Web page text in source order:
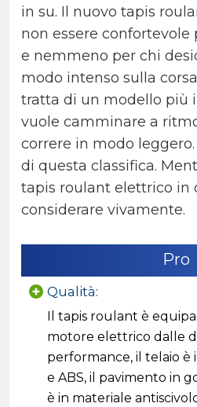
in su. Il nuovo tapis
non essere
e nemmeno per chi
modo intenso sulla
tratta di un modello più
vuole camminare a
correre in modo
di questa classifica.
tapis roulant elettrico in
considerare vivamente.
Pro
Qualità:
Il tapis roulant è
motore elettrico dalle
performance, il telaio è
e ABS, il pavimento in
è in materiale